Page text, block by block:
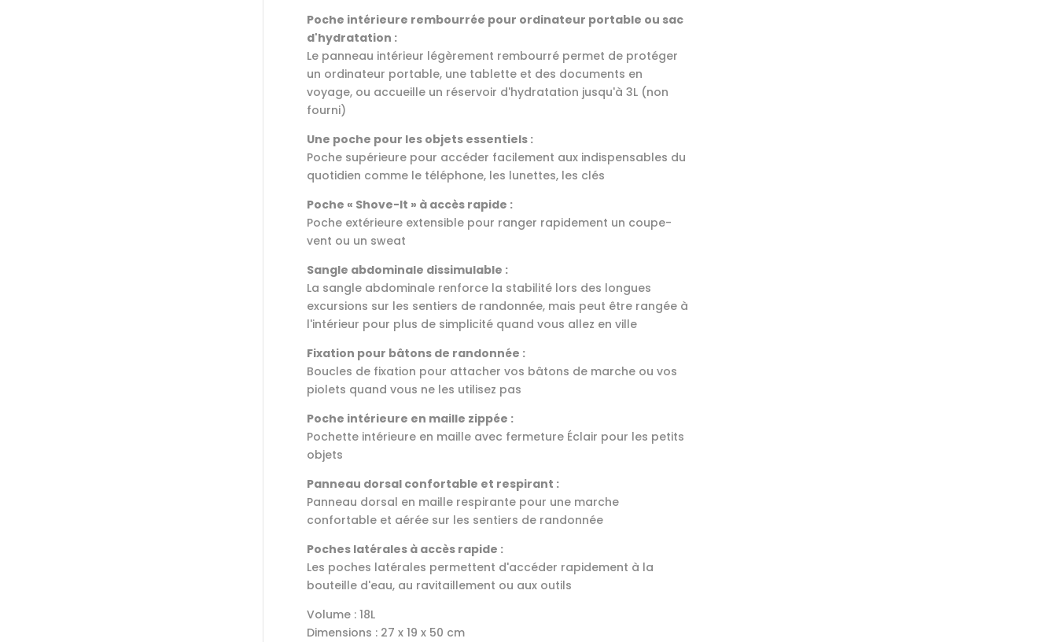
Poche intérieure rembourrée pour ordinateur portable ou sac
d'hydratation :
Le panneau intérieur légèrement rembourré permet de protéger
un ordinateur portable, une tablette et des documents en
voyage, ou accueille un réservoir d'hydratation jusqu'à 3L (non
fourni)
Une poche pour les objets essentiels :
Poche supérieure pour accéder facilement aux indispensables du
quotidien comme le téléphone, les lunettes, les clés
Poche « Shove-It » à accès rapide :
Poche extérieure extensible pour ranger rapidement un coupe-
vent ou un sweat
Sangle abdominale dissimulable :
La sangle abdominale renforce la stabilité lors des longues
excursions sur les sentiers de randonnée, mais peut être rangée à
l'intérieur pour plus de simplicité quand vous allez en ville
Fixation pour bâtons de randonnée :
Boucles de fixation pour attacher vos bâtons de marche ou vos
piolets quand vous ne les utilisez pas
Poche intérieure en maille zippée :
Pochette intérieure en maille avec fermeture Éclair pour les petits
objets
Panneau dorsal confortable et respirant :
Panneau dorsal en maille respirante pour une marche
confortable et aérée sur les sentiers de randonnée
Poches latérales à accès rapide :
Les poches latérales permettent d'accéder rapidement à la
bouteille d'eau, au ravitaillement ou aux outils
Volume : 18L
Dimensions : 27 x 19 x 50 cm